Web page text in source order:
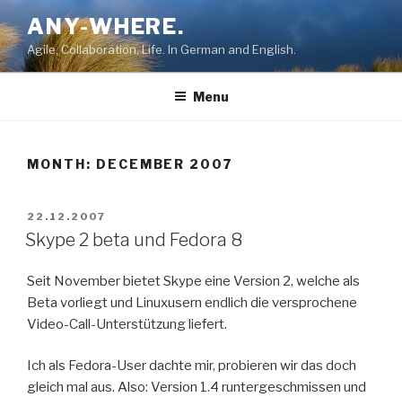
Skip
to
content
ANY-WHERE.
Agile, Collaboration, Life. In German and English.
Menu
MONTH: DECEMBER 2007
POSTED
ON
22.12.2007
Skype 2 beta und Fedora 8
Seit November bietet Skype eine Version 2, welche als
Beta vorliegt und Linuxusern endlich die versprochene
Video-Call-Unterstützung liefert.
Ich als Fedora-User dachte mir, probieren wir das doch
gleich mal aus. Also: Version 1.4 runtergeschmissen und